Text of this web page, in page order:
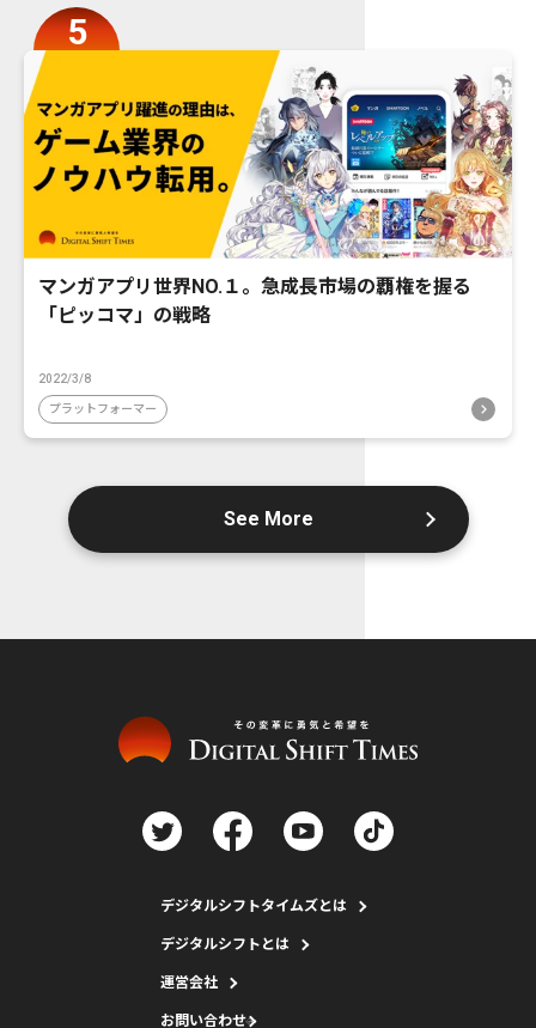
マンガアプリ世界NO.１。急成長市場の覇権を握る
「ピッコマ」の戦略
2022/3/8
プラットフォーマー
See More
デジタルシフトタイムズとは
デジタルシフトとは
運営会社
お問い合わせ